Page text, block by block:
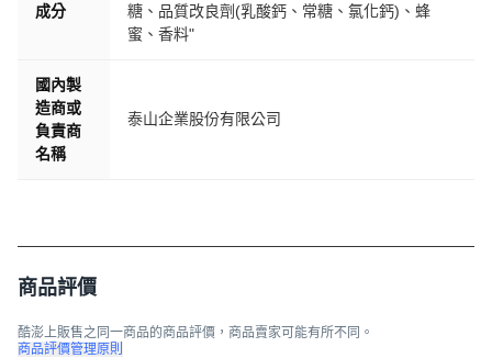
成分
糖、品質改良劑(乳酸鈣、常糖、氯化鈣)、蜂
蜜、香料"
國內製
造商或
負責商
名稱
泰山企業股份有限公司
商品評價
酷澎上販售之同一商品的商品評價，商品賣家可能有所不同。
商品評價管理原則